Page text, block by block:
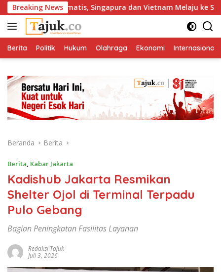
Langsung
ke
konten
Breaking News
Dramatis, Singapura dan Vietnam Melaju ke Semifinal
Berita Politik Hukum Olahraga Ekonomi Internasional
Beranda Berita
Berita, Kabar Jakarta
Kadishub Jakarta Resmikan
Shelter Ojol di Terminal Terpadu
Pulo Gebang
Bagian Peningkatan Fasilitas Layanan
Redaksi Tajuk
Juli 3, 2026